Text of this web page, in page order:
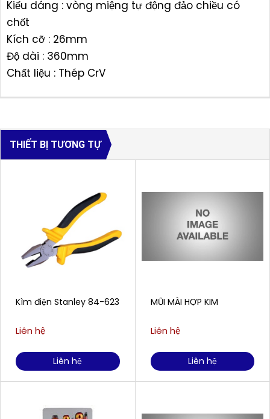
Kiểu dáng : vòng miệng tự động đảo chiều có
chốt
Kích cỡ : 26mm
Độ dài : 360mm
Chất liệu : Thép CrV
THIẾT BỊ TƯƠNG TỰ
Kìm điện Stanley 84-623
Liên hệ
Liên hệ
MŨI MÀI HỢP KIM
Liên hệ
Liên hệ